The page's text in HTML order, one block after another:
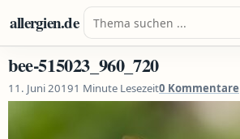
Zum Inhalt springen
allergien.de Suche nach:
bee-515023_960_720
11. Juni 20191 Minute Lesezeit0 Kommentare